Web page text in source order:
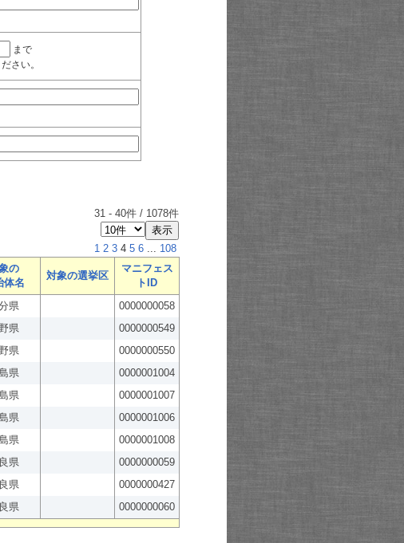
まで
さい。
31 - 40件 / 1078件
1 2 3 4 5 6 ... 108
の
体名
対象の選挙区
マニフェス
トID
県
0000000058
県
0000000549
県
0000000550
県
0000001004
県
0000001007
県
0000001006
県
0000001008
県
0000000059
県
0000000427
県 0000000060